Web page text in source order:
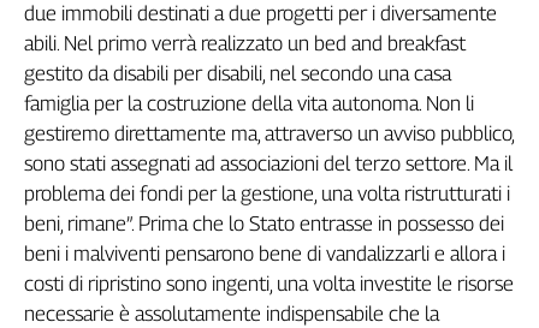
Piemonte
Puglia
Sardegna
Sicilia
Toscana
Trentino
Umbria
Valle
D'Aosta
Veneto
due immobili destinati a due progetti per i diversamente
abili. Nel primo verrà realizzato un bed and breakfast
gestito da disabili per disabili, nel secondo una casa
famiglia per la costruzione della vita autonoma. Non li
gestiremo direttamente ma, attraverso un avviso pubblico,
sono stati assegnati ad associazioni del terzo settore. Ma il
problema dei fondi per la gestione, una volta ristrutturati i
beni, rimane”. Prima che lo Stato entrasse in possesso dei
beni i malviventi pensarono bene di vandalizzarli e allora i
costi di ripristino sono ingenti, una volta investite le risorse
necessarie è assolutamente indispensabile che la